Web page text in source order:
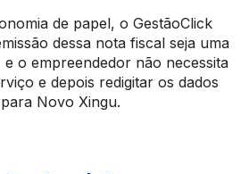
de papel, o GestãoClick
dessa nota fiscal seja uma
o empreendedor não necessita
e depois redigitar os dados
Novo Xingu.